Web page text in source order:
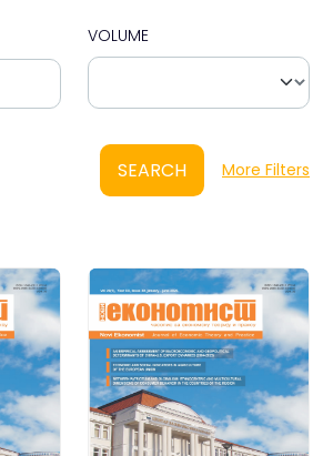
VOLUME
SEARCH More Filters